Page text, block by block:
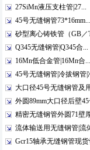
27SiMn液压支柱管|27...
45号无缝钢管73*16mm...
砂型离心铸铁管（GB／
Q345无缝钢管|Q345合...
16Mn低合金管|16Mn合...
45号无缝钢管|冷拔钢管|
大口径45号无缝钢管及
外圆89mm大口径后壁45
精密无缝钢管外圆71壁
流体输送用无缝钢管|流
Gcr15轴承无缝钢管现货